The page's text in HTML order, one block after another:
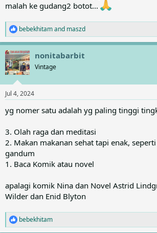
malah ke gudang2 botot...
R
e
a
c
t
i
n
s
bebekhitamand maszd
nonitabarbit
Vintage
Jul 4, 2024
yg nomer satu adalah yg paling tinggi
3. Olah raga dan meditasi
2. Makan makanan sehat tapi enak,
gandum
1. Baca Komik atau novel
apalagi komik Nina dan Novel Astrid
Wilder dan Enid Blyton
R
e
bebekhitam